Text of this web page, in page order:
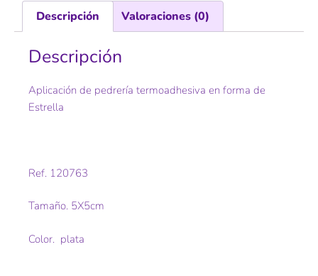
Descripción Valoraciones (0)
Descripción
Aplicación de pedrería termoadhesiva en forma de
Estrella
Ref. 120763
Tamaño. 5X5cm
Color. plata